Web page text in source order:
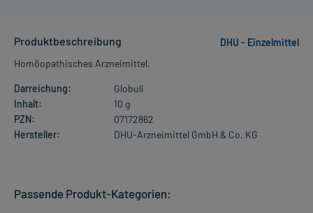
Produktbeschreibung
DHU - Einzelmittel
Homöopathisches Arzneimittel.
Darreichung:
Globuli
Inhalt:
10 g
PZN:
07172862
Hersteller:
DHU-Arzneimittel GmbH & Co. KG
Passende Produkt-Kategorien: